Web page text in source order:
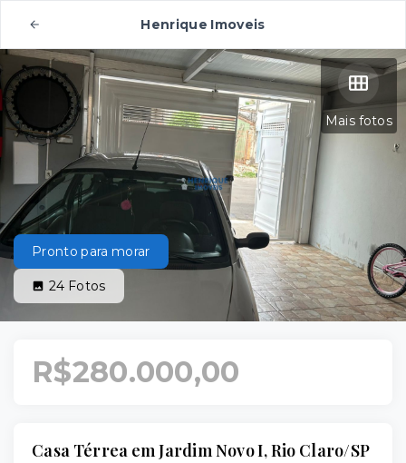
Henrique Imoveis
Mais fotos
Pronto para morar
24 Fotos
R$280.000,00
Casa Térrea em Jardim Novo I, Rio Claro/SP